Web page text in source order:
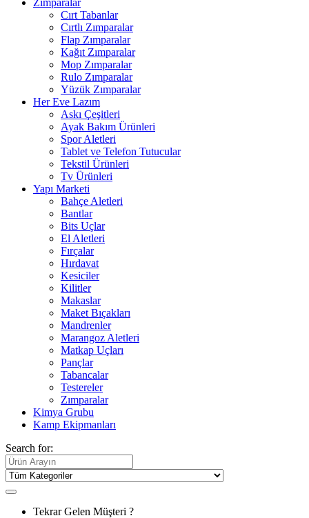
Zımparalar
Cırt Tabanlar
Cırtlı Zımparalar
Flap Zımparalar
Kağıt Zımparalar
Mop Zımparalar
Rulo Zımparalar
Yüzük Zımparalar
Her Eve Lazım
Askı Çeşitleri
Ayak Bakım Ürünleri
Spor Aletleri
Tablet ve Telefon Tutucular
Tekstil Ürünleri
Tv Ürünleri
Yapı Marketi
Bahçe Aletleri
Bantlar
Bits Uçlar
El Aletleri
Fırçalar
Hırdavat
Kesiciler
Kilitler
Makaslar
Maket Bıçakları
Mandrenler
Marangoz Aletleri
Matkap Uçları
Pançlar
Tabancalar
Testereler
Zımparalar
Kimya Grubu
Kamp Ekipmanları
Search for:
Tekrar Gelen Müşteri ?